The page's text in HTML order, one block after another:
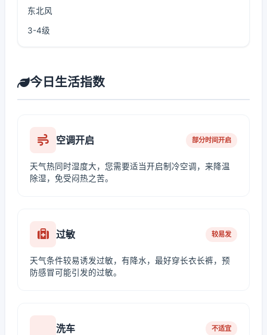
东北风
3-4级
今日生活指数
空调开启 部分时间开启
天气热同时湿度大，您需要适当开启制冷空调，来降温
除湿，免受闷热之苦。
过敏 较易发
天气条件较易诱发过敏，有降水，最好穿长衣长裤，预
防感冒可能引发的过敏。
洗车 不适宜